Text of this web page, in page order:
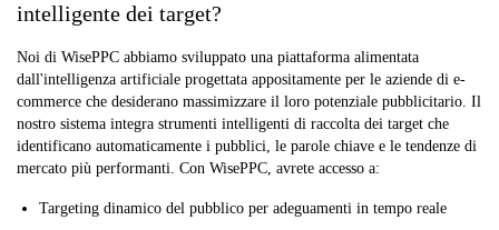
intelligente dei target?
Noi di WisePPC abbiamo sviluppato una piattaforma alimentata
dall'intelligenza artificiale progettata appositamente per le aziende di e-
commerce che desiderano massimizzare il loro potenziale pubblicitario. Il
nostro sistema integra strumenti intelligenti di raccolta dei target che
identificano automaticamente i pubblici, le parole chiave e le tendenze di
mercato più performanti. Con WisePPC, avrete accesso a:
Targeting dinamico del pubblico per adeguamenti in tempo reale